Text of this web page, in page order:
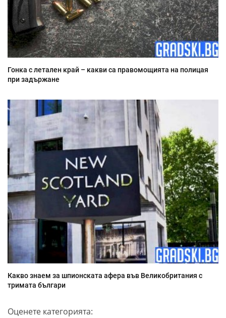
Гонка с летален край – какви са правомощията на полицая
при задържане
Какво знаем за шпионската афера във Великобритания с
тримата българи
Оценете категорията: